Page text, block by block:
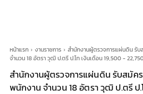
หน้าแรก งานราชการ
สำนักงานผู้ตรวจการแผ่นดิน รั
จำนวน 18 อัตรา วุฒิ ป.ตรี ป.โท เงินเดือน 19,500 -
สำนักงานผู้ตรวจการแผ่นดิน รับสมัค
พนักงาน จำนวน 18 อัตรา วุฒิ ป.ตรี ป.